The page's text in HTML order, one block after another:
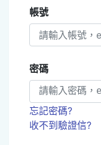
帳號
密碼
忘記密碼?
收不到驗證信?